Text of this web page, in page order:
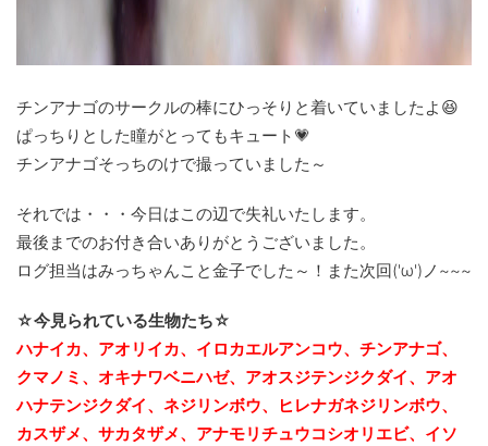
チンアナゴのサークルの棒にひっそりと着いていましたよ😆
ぱっちりとした瞳がとってもキュート💗
チンアナゴそっちのけで撮っていました～
それでは・・・今日はこの辺で失礼いたします。
最後までのお付き合いありがとうございました。
ログ担当はみっちゃんこと金子でした～！また次回('ω')ノ~~~
☆今見られている生物たち☆
ハナイカ、アオリイカ、イロカエルアンコウ、チンアナゴ、
クマノミ、 オキナワベニハゼ、アオスジテンジクダイ、アオ
ハナテンジクダイ、ネジリンボウ、ヒレナガネジリンボウ、
カスザメ、サカタザメ、アナモリチュウコシオリエビ、イソ